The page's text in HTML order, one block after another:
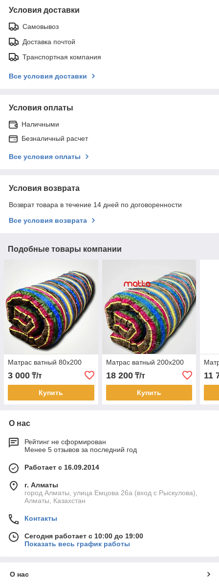
Условия доставки
Самовывоз
Доставка почтой
Транспортная компания
Все условия доставки
Условия оплаты
Наличными
Безналичный расчет
Все условия оплаты
Условия возврата
Возврат товара в течение 14 дней по договоренности
Все условия возврата
Подобные товары компании
Матрас ватный 80х200
3 000 ₸/т
Купить
Матрас ватный 200х200
18 200₸/т
Купить
11
О нас
Рейтинг не сформирован
Менее 5 отзывов за последний год
Работает с 16.09.2014
г. Алматы
город Алматы, улица Емцова 26а (вход с Рыскулова),
Алматы, Казахстан
Контакты
Сегодня работает с 10:00 до 19:00
Показать весь график работы
О нас